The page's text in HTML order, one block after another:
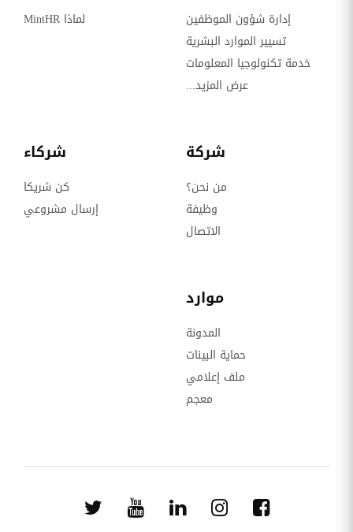
إدارة شؤون الموظفين
تسيير الموارد البشرية
خدمة تكنولوجيا المعلومات
عرض المزيد...
لماذا MintHR
شركة
من نحن؟
وظيفة
الاتصال
شركاء
كن شريكا
إرسال مشروعي
موارد
المدونة
حماية البينات
ملف إعلامي
معجم